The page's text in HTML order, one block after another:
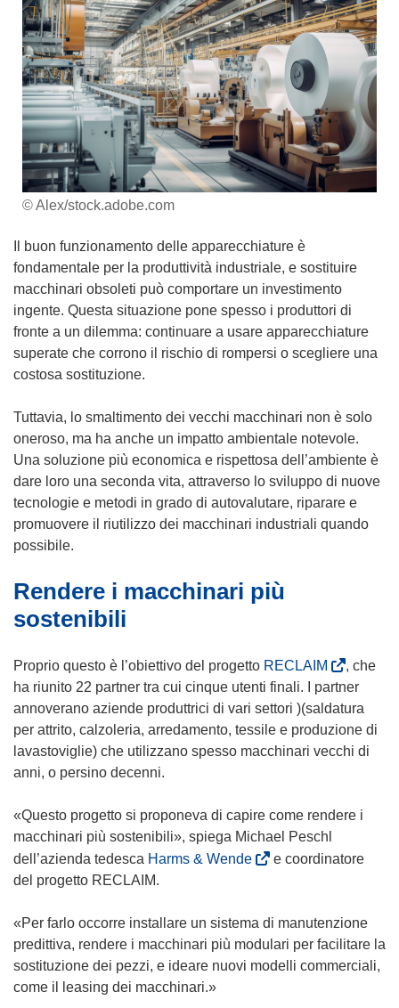
© Alex/stock.adobe.com
Il buon funzionamento delle apparecchiature è
fondamentale per la produttività industriale, e sostituire
macchinari obsoleti può comportare un investimento
ingente. Questa situazione pone spesso i produttori di
fronte a un dilemma: continuare a usare apparecchiature
superate che corrono il rischio di rompersi o scegliere una
costosa sostituzione.
Tuttavia, lo smaltimento dei vecchi macchinari non è solo
oneroso, ma ha anche un impatto ambientale notevole.
Una soluzione più economica e rispettosa dell’ambiente è
dare loro una seconda vita, attraverso lo sviluppo di nuove
tecnologie e metodi in grado di autovalutare, riparare e
promuovere il riutilizzo dei macchinari industriali quando
possibile.
Rendere i macchinari più
sostenibili
Proprio questo è l’obiettivo del progetto RECLAIM
s
i
a
p
i
n
u
n
u
o
, che
ha riunito 22 partner tra cui cinque utenti finali. I partner
annoverano aziende produttrici di vari settori )(saldatura
per attrito, calzoleria, arredamento, tessile e produzione di
lavastoviglie) che utilizzano spesso macchinari vecchi di
anni, o persino decenni.
«Questo progetto si proponeva di capire come rendere i
macchinari più sostenibili», spiega Michael Peschl
dell’azienda tedesca Harms & Wende(
a
p
r
e coordinatore
del progetto RECLAIM.
«Per farlo occorre installare un sistema di manutenzione
predittiva, rendere i macchinari più modulari per facilitare la
sostituzione dei pezzi, e ideare nuovi modelli commerciali,
come il leasing dei macchinari.»